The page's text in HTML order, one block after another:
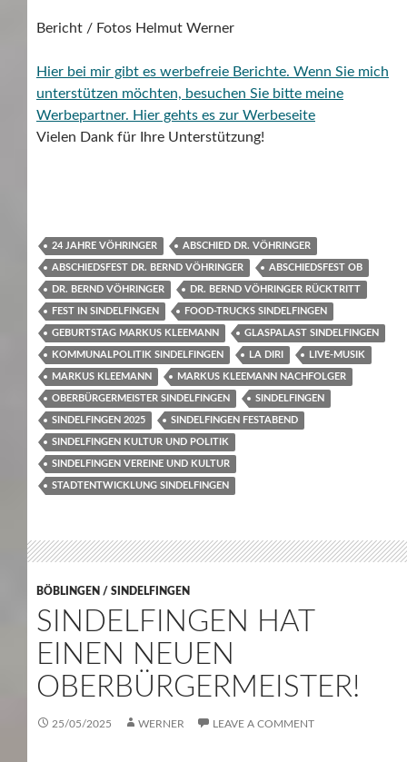
Bericht / Fotos Helmut Werner
Hier bei mir gibt es werbefreie Berichte. Wenn Sie mich
unterstützen möchten, besuchen Sie bitte meine
Werbepartner. Hier gehts es zur Werbeseite
Vielen Dank für Ihre Unterstützung!
24 JAHRE VÖHRINGER ABSCHIED DR. VÖHRINGER
ABSCHIEDSFEST DR. BERND VÖHRINGER ABSCHIEDSFEST OB
DR. BERND VÖHRINGER DR. BERND VÖHRINGER RÜCKTRITT
FEST IN SINDELFINGEN FOOD-TRUCKS SINDELFINGEN
GEBURTSTAG MARKUS KLEEMANN GLASPALAST SINDELFINGEN
KOMMUNALPOLITIK SINDELFINGEN LA DIRI LIVE-MUSIK
MARKUS KLEEMANN MARKUS KLEEMANN NACHFOLGER
OBERBÜRGERMEISTER SINDELFINGEN SINDELFINGEN
SINDELFINGEN 2025 SINDELFINGEN FESTABEND
SINDELFINGEN KULTUR UND POLITIK
SINDELFINGEN VEREINE UND KULTUR
STADTENTWICKLUNG SINDELFINGEN
BÖBLINGEN / SINDELFINGEN
SINDELFINGEN HAT
EINEN NEUEN
OBERBÜRGERMEISTER!
25/05/2025 WERNER LEAVE A COMMENT